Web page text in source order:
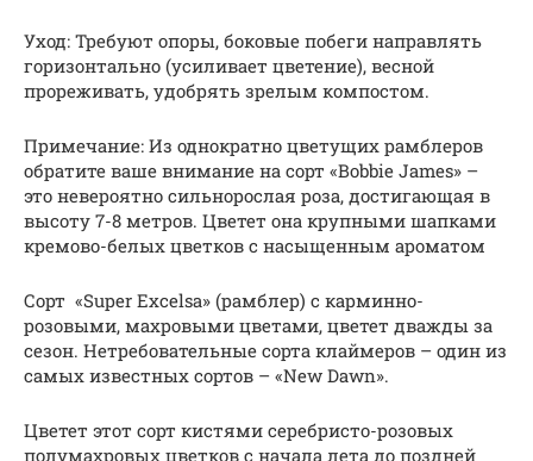
Уход: Требуют опоры, боковые побеги направлять
горизонтально (усиливает цветение), весной
прореживать, удобрять зрелым компостом.
Примечание: Из однократно цветущих рамблеров
обратите ваше внимание на cорт «Bobbie James» –
это невероятно сильнорослая роза, достигающая в
высоту 7-8 метров. Цветет она крупными шапками
кремово-белых цветков с насыщенным ароматом
Сорт «Super Excelsa» (рамблер) с карминно-
розовыми, махровыми цветами, цветет дважды за
сезон. Нетребовательные сорта клаймеров – один из
самых известных сортов – «New Dawn».
Цветет этот сорт кистями серебристо-розовых
полумахровых цветков с начала лета до поздней